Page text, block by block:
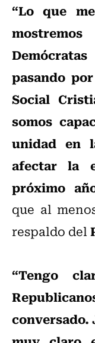
“Lo que
pasando
Social
somos
unidad en
afectar la
próximo
que al
respaldo del
“Tengo
conversado.